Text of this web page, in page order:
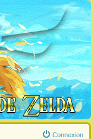
Connexion